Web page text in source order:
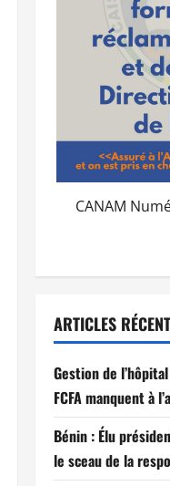
CANAM
ARTICLES
Gestion de
FCFA manquent à
Bénin : Élu
le sceau de la